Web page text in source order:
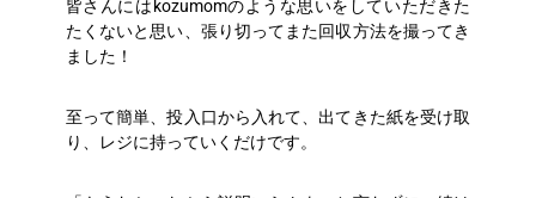
皆さんにはkozumomのような思いをしていただきた
たくないと思い、張り切ってまた回収方法を撮ってき
ました！
至って簡単、投入口から入れて、出てきた紙を受け取
り、レジに持っていくだけです。